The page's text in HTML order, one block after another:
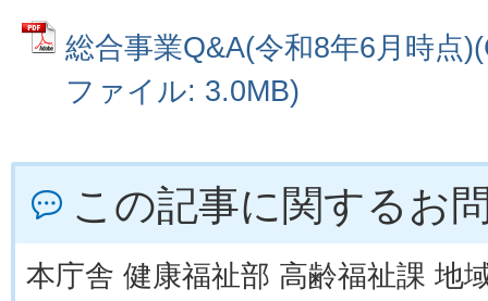
総合事業Q&A(令和8年6月時点
ファイル: 3.0MB)
この記事に関するお
本庁舎 健康福祉部 高齢福祉課 地